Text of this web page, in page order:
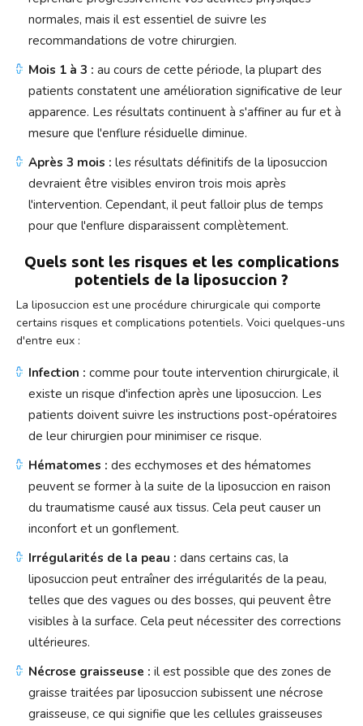
normales, mais il est essentiel de suivre les
recommandations de votre chirurgien.
Mois 1 à 3 : au cours de cette période, la plupart des
patients constatent une amélioration significative de leur
apparence. Les résultats continuent à s'affiner au fur et à
mesure que l'enflure résiduelle diminue.
Après 3 mois : les résultats définitifs de la liposuccion
devraient être visibles environ trois mois après
l'intervention. Cependant, il peut falloir plus de temps
pour que l'enflure disparaissent complètement.
Quels sont les risques et les complications
potentiels de la liposuccion ?
La liposuccion est une procédure chirurgicale qui comporte
certains risques et complications potentiels. Voici quelques-uns
d'entre eux :
Infection : comme pour toute intervention chirurgicale, il
existe un risque d'infection après une liposuccion. Les
patients doivent suivre les instructions post-opératoires
de leur chirurgien pour minimiser ce risque.
Hématomes : des ecchymoses et des hématomes
peuvent se former à la suite de la liposuccion en raison
du traumatisme causé aux tissus. Cela peut causer un
inconfort et un gonflement.
Irrégularités de la peau : dans certains cas, la
liposuccion peut entraîner des irrégularités de la peau,
telles que des vagues ou des bosses, qui peuvent être
visibles à la surface. Cela peut nécessiter des corrections
ultérieures.
Nécrose graisseuse : il est possible que des zones de
graisse traitées par liposuccion subissent une nécrose
graisseuse, ce qui signifie que les cellules graisseuses